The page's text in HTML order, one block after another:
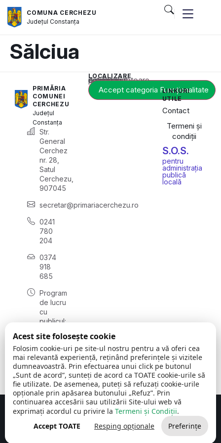
COMUNA CERCHEZU
JudețulConstanța
Sălciua
PRIMĂRIA
COMUNEI
CERCHEZU
Județul
Constanța
Str.
General
Cerchez
nr. 28,
Satul
Cerchezu,
907045
secretar@primariacerchezu.ro
0241
780
204
0374
918
685
Program
de lucru
cu
publicul:
08:00 -
16:30
, vineri:
08:00 -
14:00
LOCALIZARE
Acest conținut este blocat până când acceptați categoria corespunzătoare de cookie-uri.
Accept categoria Funcționalitate
LINKURI
UTILE
Contact
Termeni și
condiții
S.O.S.
pentru
administrația
publică
locală
Comuna Cerchezu © 2026Toate drepturile rezervate
Concept realizat de Big Media Relații Publice SRL
Acest site folosește cookie
Folosim cookie-uri pe site-ul nostru pentru a vă oferi cea
mai relevantă experiență, reținând preferințele și vizitele
dumneavoastră. Prin efectuarea unui click pe butonul
„Sunt de acord”, sunteți de acord ca TOATE cookie-urile să
fie utilizate. De asemenea, puteți să refuzați cookie-urile
opționale prin apăsarea butonului „Refuz”. Prin
continuarea accesării sau utilizării Site-ului web vă
exprimați acordul cu privire la Termeni și Condiții.
Accept TOATE
Resping opționale Preferințe